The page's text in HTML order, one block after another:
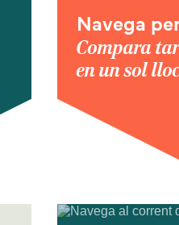
Navega
Compara
en un sol